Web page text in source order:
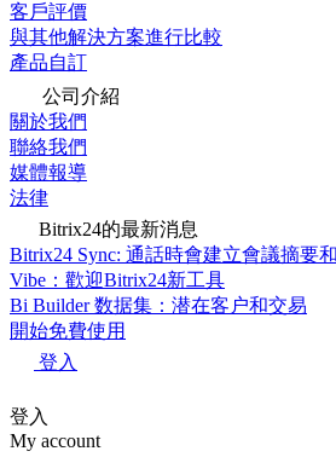
客戶評價
與其他解決方案進行比較
產品自訂
公司介紹
關於我們
聯絡我們
媒體報導
法律
Bitrix24的最新消息
Bitrix24 Sync: 通話時會建立會議摘要
Vibe：歡迎Bitrix24新工具
Bi Builder 数据集：潜在客户和交易
開始免費使用
登入
登入
My account